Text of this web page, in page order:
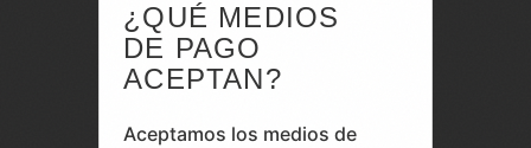
¿QUÉ MEDIOS
DE PAGO
ACEPTAN?
Aceptamos los medios de